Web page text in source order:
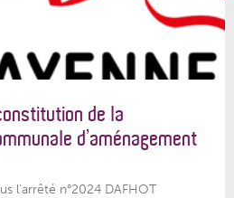
de la
d’aménagement
l'arrêté n°2024 DAFHOT